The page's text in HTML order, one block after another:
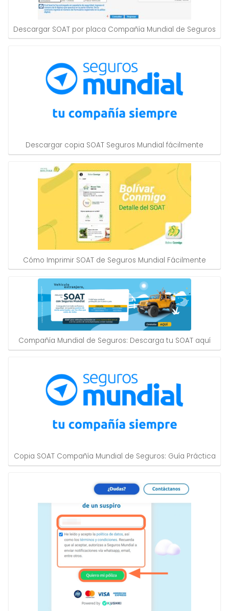
Descargar SOAT por placa Compañía Mundial de Seguros
Descargar copia SOAT Seguros Mundial fácilmente
Cómo Imprimir SOAT de Seguros Mundial Fácilmente
Compañía Mundial de Seguros: Descarga tu SOAT aquí
Copia SOAT Compañía Mundial de Seguros: Guía Práctica